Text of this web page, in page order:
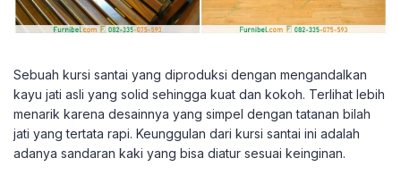
Sebuah kursi santai yang diproduksi dengan mengandalkan
kayu jati asli yang solid sehingga kuat dan kokoh. Terlihat lebih
menarik karena desainnya yang simpel dengan tatanan bilah
jati yang tertata rapi. Keunggulan dari kursi santai ini adalah
adanya sandaran kaki yang bisa diatur sesuai keinginan.